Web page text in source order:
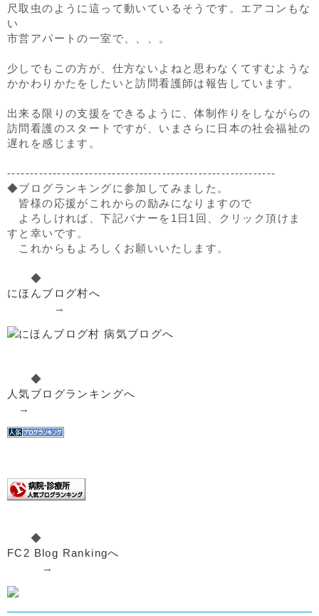
尺取虫のように這って動いているそうです。エアコンもな
い
市営アパートの一室で、、、。
少しでもこの方が、仕方ないよねと思わなくてすむような
かかわりかたをしたいと訪問看護師は報告しています。
出来る限りの支援をできるように、体制作りをしながらの
訪問看護のスタートですが、いまさらに日本の社会福祉の
遅れを感じます。
-----------------------------------------------------------
◆ブログランキングに参加してみました。
皆様の応援がこれからの励みになりますので
よろしければ、下記バナーを1日1回、クリック頂けま
すと幸いです。
これからもよろしくお願いいたします。
◆
にほんブログ村へ
→
◆
人気ブログランキングへ
→
◆
FC2 Blog Rankingへ
→